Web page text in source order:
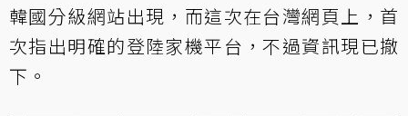
韓國分級網站出現，而這次在台灣網頁上，首
次指出明確的登陸家機平台，不過資訊現已撤
下。